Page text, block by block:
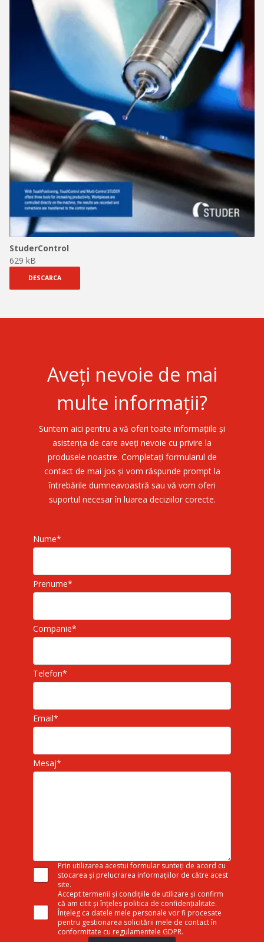
StuderControl
629 kB
DESCARCA
Aveți nevoie de mai
multe informații?
Suntem aici pentru a vă oferi toate informațiile și
asistența de care aveți nevoie cu privire la
produsele noastre. Completați formularul de
contact de mai jos și vom răspunde prompt la
întrebările dumneavoastră sau vă vom oferi
suportul necesar în luarea deciziilor corecte.
Nume*
Prenume*
Companie*
Telefon*
Email*
Mesaj*
Prin utilizarea acestui formular sunteți de acord cu
stocarea și prelucrarea informațiilor de către acest
site.
Accept termenii și condițiile de utilizare și confirm
că am citit și înțeles politica de confidențialitate.
Înțeleg ca datele mele personale vor fi procesate
pentru gestionarea solicitării mele de contact în
conformitate cu regulamentele GDPR.